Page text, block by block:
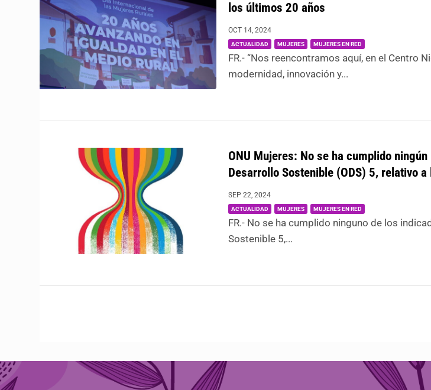
los últimos 20 años
OCT 14, 2024
ACTUALIDAD MUJERES MUJERES EN RED
FR.- “Nos reencontramos aquí, en el Centro
modernidad, innovación y...
ONU Mujeres: No se ha cumplido
Desarrollo Sostenible (ODS) 5, relativo
SEP 22, 2024
ACTUALIDAD MUJERES MUJERES EN RED
FR.- No se ha cumplido ninguno de los
Sostenible 5,...